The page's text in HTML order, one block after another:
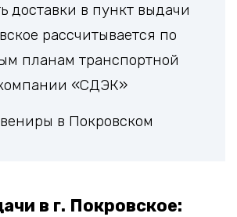
доставки в пункт выдачи
рассчитывается по
планам транспортной
«СДЭК»
в г. Покровское: